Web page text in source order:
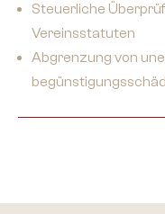
Steuerliche
Vereinsstatuten
Abgrenzung von